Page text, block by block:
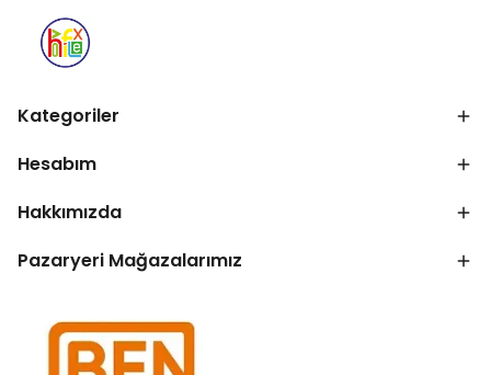
Kategoriler
Hesabım
Hakkımızda
Pazaryeri Mağazalarımız